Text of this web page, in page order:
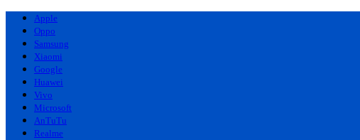
Apple
Oppo
Samsung
Xiaomi
Google
Huawei
Vivo
Microsoft
AnTuTu
Realme